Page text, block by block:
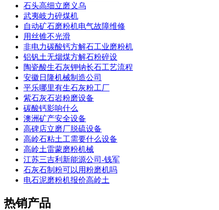
石头高细立磨义乌
武夷岐力碎煤机
自动矿石磨粉机电气故障维修
用丝锥不光滑
非电力碳酸钙方解石工业磨粉机
铝钒土无烟煤方解石粉碎设
陶瓷酸生石灰钾钠长石工艺流程
安徽日隆机械制造公司
平乐哪里有生石灰粉工厂
紫石灰石岩粉磨设备
碳酸钙影响什么
澳洲矿产安全设备
高碑店立磨厂脱硫设备
高岭石粘土工需要什么设备
高岭土雷蒙磨粉机械
江苏三吉利新能源公司-钱军
石灰石制粉可以用粉磨机吗
电石泥磨粉机报价高岭土
热销产品